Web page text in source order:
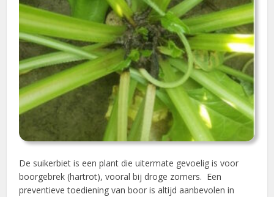
De suikerbiet is een plant die uitermate gevoelig is voor
boorgebrek (hartrot), vooral bij droge zomers. Een
preventieve toediening van boor is altijd aanbevolen in